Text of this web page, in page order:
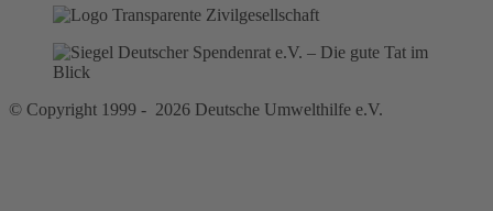
© Copyright 1999 - 2026 Deutsche Umwelthilfe e.V.